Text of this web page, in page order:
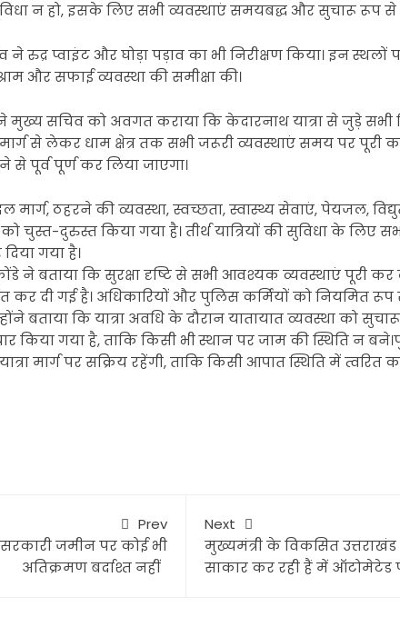
न हो, इसके लिए सभी व्यवस्थाएं समयबद्ध और सुचारू रूप से
रुद्र प्वाइंट और घोड़ा पड़ाव का भी निरीक्षण किया। इन स्थलों
और सफाई व्यवस्था की समीक्षा की।
ने मुख्य सचिव को अवगत कराया कि केदारनाथ यात्रा से जुड़े
मार्ग से लेकर धाम क्षेत्र तक सभी जरूरी व्यवस्थाएं समय पर
से पूर्व पूर्ण कर लिया जाएगा।
मार्ग, ठहरने की व्यवस्था, स्वच्छता, स्वास्थ्य सेवाएं, पेयजल,
चुस्त-दुरुस्त किया गया है। तीर्थ यात्रियों की सुविधा के लिए
गया है।
ने बताया कि सुरक्षा दृष्टि से सभी आवश्यक व्यवस्थाएं पूरी कर
कर दी गई है। अधिकारियों और पुलिस कर्मियों को नियमित रूप
बताया कि यात्रा अवधि के दौरान यातायात व्यवस्था को
किया गया है, ताकि किसी भी स्थान पर जाम की स्थिति न
मार्ग पर सक्रिय रहेंगी, ताकि किसी आपात स्थिति में त्वरित
Prev
जमीन पर कोई भी
अतिक्रमण बर्दाश्त नहीं
Next
मुख्यमंत्री के विकसित
साकार कर रही हैं में ऑटोमेटेड